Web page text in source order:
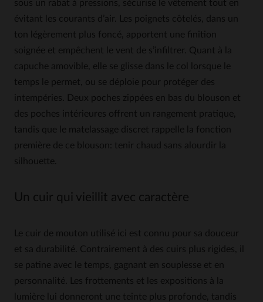
sous un rabat à pressions, sécurise le vêtement tout en
évitant les courants d’air. Les poignets côtelés, dans un
ton légèrement plus foncé, apportent une finition
soignée et empêchent le vent de s’infiltrer. Quant à la
capuche amovible, elle se glisse dans le col lorsque le
temps le permet, ou se déploie pour protéger des
intempéries. Deux poches zippées en bas du blouson et
des poches intérieures offrent un rangement pratique,
tandis que le matelassage discret rappelle la fonction
première de ce blouson: tenir chaud sans alourdir la
silhouette.
Un cuir qui vieillit avec caractère
Le cuir de mouton utilisé ici est connu pour sa douceur
et sa durabilité. Contrairement à des cuirs plus rigides, il
se patine avec le temps, gagnant en souplesse et en
personnalité. Les frottements et les expositions à la
lumière lui donneront une teinte plus profonde, tandis